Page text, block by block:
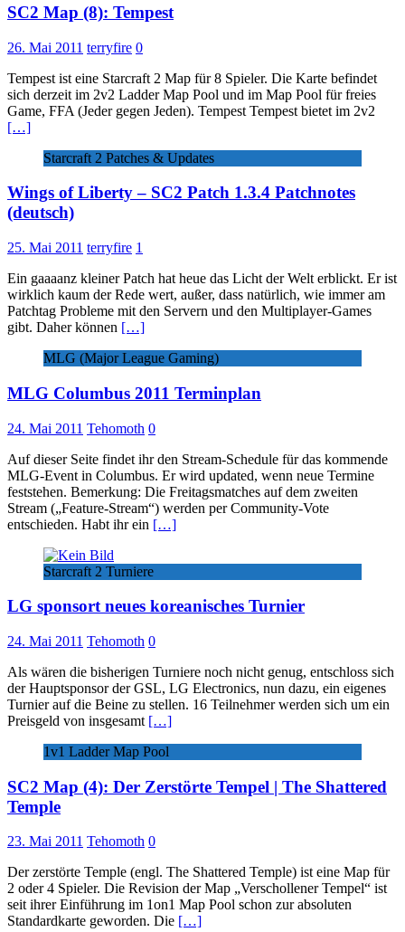
SC2 Map (8): Tempest
26. Mai 2011 terryfire 0
Tempest ist eine Starcraft 2 Map für 8 Spieler. Die Karte befindet
sich derzeit im 2v2 Ladder Map Pool und im Map Pool für freies
Game, FFA (Jeder gegen Jeden). Tempest Tempest bietet im 2v2
[…]
Starcraft 2 Patches & Updates
Wings of Liberty – SC2 Patch 1.3.4 Patchnotes
(deutsch)
25. Mai 2011 terryfire 1
Ein gaaaanz kleiner Patch hat heue das Licht der Welt erblickt. Er ist
wirklich kaum der Rede wert, außer, dass natürlich, wie immer am
Patchtag Probleme mit den Servern und den Multiplayer-Games
gibt. Daher können […]
MLG (Major League Gaming)
MLG Columbus 2011 Terminplan
24. Mai 2011 Tehomoth 0
Auf dieser Seite findet ihr den Stream-Schedule für das kommende
MLG-Event in Columbus. Er wird updated, wenn neue Termine
feststehen. Bemerkung: Die Freitagsmatches auf dem zweiten
Stream („Feature-Stream“) werden per Community-Vote
entschieden. Habt ihr ein […]
Starcraft 2 Turniere
LG sponsort neues koreanisches Turnier
24. Mai 2011 Tehomoth 0
Als wären die bisherigen Turniere noch nicht genug, entschloss sich
der Hauptsponsor der GSL, LG Electronics, nun dazu, ein eigenes
Turnier auf die Beine zu stellen. 16 Teilnehmer werden sich um ein
Preisgeld von insgesamt […]
1v1 Ladder Map Pool
SC2 Map (4): Der Zerstörte Tempel | The Shattered
Temple
23. Mai 2011 Tehomoth 0
Der zerstörte Temple (engl. The Shattered Temple) ist eine Map für
2 oder 4 Spieler. Die Revision der Map „Verschollener Tempel“ ist
seit ihrer Einführung im 1on1 Map Pool schon zur absoluten
Standardkarte geworden. Die […]